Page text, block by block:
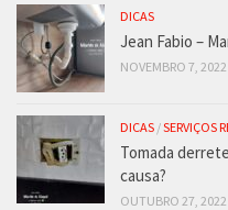
DICAS
Jean Fabio –
NOVEMBRO 7, 2022
DICAS /SERVIÇOS
Tomada
causa?
OUTUBRO 27, 2022